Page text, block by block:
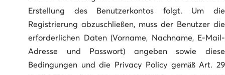
Erstellung des Benutzerkontos folgt. Um die
Registrierung abzuschließen, muss der Benutzer die
erforderlichen Daten (Vorname, Nachname, E-Mail-
Adresse und Passwort) angeben sowie diese
Bedingungen und die Privacy Policy gemäß Art. 29